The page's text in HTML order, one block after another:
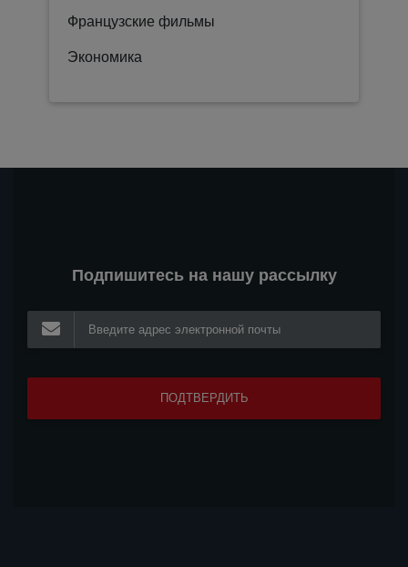
Французские фильмы
Экономика
Подпишитесь на нашу рассылку